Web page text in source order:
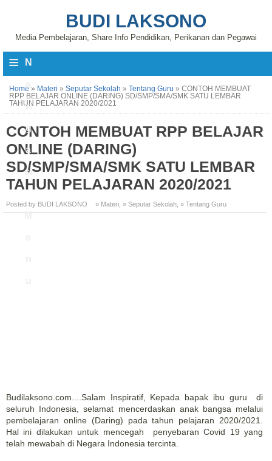
BUDI LAKSONO
Media Pembelajaran, Share Info Pendidikan, Perikanan dan Pegawai
≡ N
vi
g
a
si
M
Home » Materi » Seputar Sekolah » Tentang Guru » CONTOH MEMBUAT
RPP BELAJAR ONLINE (DARING) SD/SMP/SMA/SMK SATU LEMBAR
TAHUN PELAJARAN 2020/2021
CONTOH MEMBUAT RPP BELAJAR
ONLINE (DARING)
SD/SMP/SMA/SMK SATU LEMBAR
TAHUN PELAJARAN 2020/2021
Posted by BUDI LAKSONO » Materi » Seputar Sekolah » Tentang Guru
Budilaksono.com....Salam Inspiratif, Kepada bapak ibu guru di
seluruh Indonesia, selamat mencerdaskan anak bangsa melalui
pembelajaran online (Daring) pada tahun pelajaran 2020/2021.
Hal ini dilakukan untuk mencegah penyebaran Covid 19 yang
telah mewabah di Negara Indonesia tercinta.